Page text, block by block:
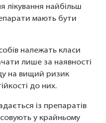
лікування найбільш
мають бути
належать класи
лише за наявності
на вищий ризик
до них.
із препаратів
у крайньому